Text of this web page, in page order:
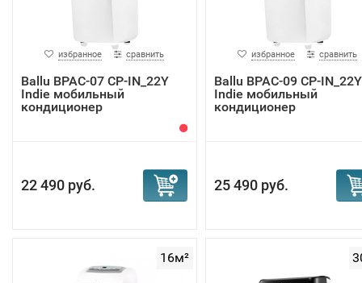
избранное сравнить
Ballu BPAC-07 CP-IN_22Y
Indie мобильный
кондиционер
22 490 руб.
избранное сравнить
Ballu BPAC-09 CP-IN_22Y
Indie мобильный
кондиционер
25 490 руб.
16м²